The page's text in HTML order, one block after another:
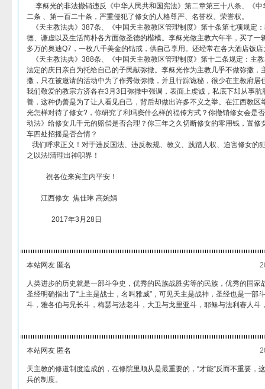
李稣光的非法撤销违反《中华人民共和国宪法》第二章第三十八条、《中
二条 、第一百二十条，严重侵犯了修女的人格尊严、名誉权、荣誉权。
《天主教法典》387条、《中国天主教教区管理制度》第十条第七项规定
德、谦虚以及生活简朴各方面做圣德的楷模。李稣光做主教六年半，买了
多万的奥迪Q7，一枚八千美金的钻戒，供自己享用。还经常在各大酒店饭店
《天主教法典》388条、《中国天主教教区管理制度》第十二条规定：主
法定的庆日亲自为托给自己的子民献弥撒。李稣光作为主教几乎不做弥撒，
撒，只在被邀请的活动中为了作秀做弥撒，并且行踪诡秘，很少在主教府居
我们敬爱的教宗方济各在3月3日弥撒中强调，表面上虔诚，私底下却从事
善，这种伪善是为了让人看见自己，背后却做出许多不义之举。在江西教区
光怎样对待了修女?，你研究了利玛窦什么样的福传方式？你撤销修女会是
动法》给修女几千元的赔偿是否合理？你三年之久切断修女的零用钱，置修
车四处招摇是否合情？
我们呼求正义！对于违反国法、违反教规、教义、践踏人权、迫害修女的
之以法!清理出神职界！
祝各位来宾主内平安！
江西修女 焦佳琳 高婉娟
2017年3月28日
本站网友 匿名
人类进步的历史就是一部斗争史，优秀的民族战胜劣等的民族，优秀的国家
圣经明确指出了“上主是战士，名叫雅威”，可见天主是战神，圣经也是一部
斗，雅各伯与兄长斗，梅瑟与法老斗，大卫与戈里亚斗，耶稣与法利赛人斗
本站网友 匿名
天主教的修道制度造成的，在修院里顺从是最重要的，“才能”反而不重要，
兵的制度。